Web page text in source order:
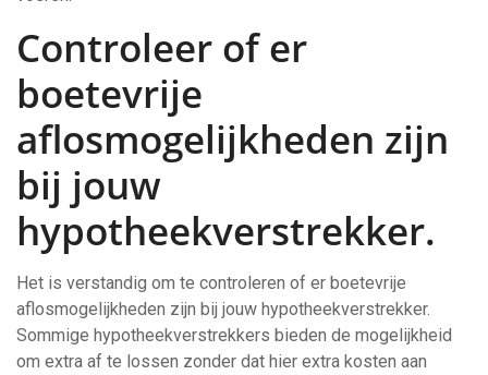
Controleer of er
boetevrije
aflosmogelijkheden zijn
bij jouw
hypotheekverstrekker.
Het is verstandig om te controleren of er boetevrije
aflosmogelijkheden zijn bij jouw hypotheekverstrekker.
Sommige hypotheekverstrekkers bieden de mogelijkheid
om extra af te lossen zonder dat hier extra kosten aan